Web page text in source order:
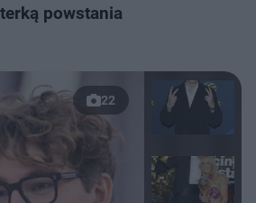
powstania
22